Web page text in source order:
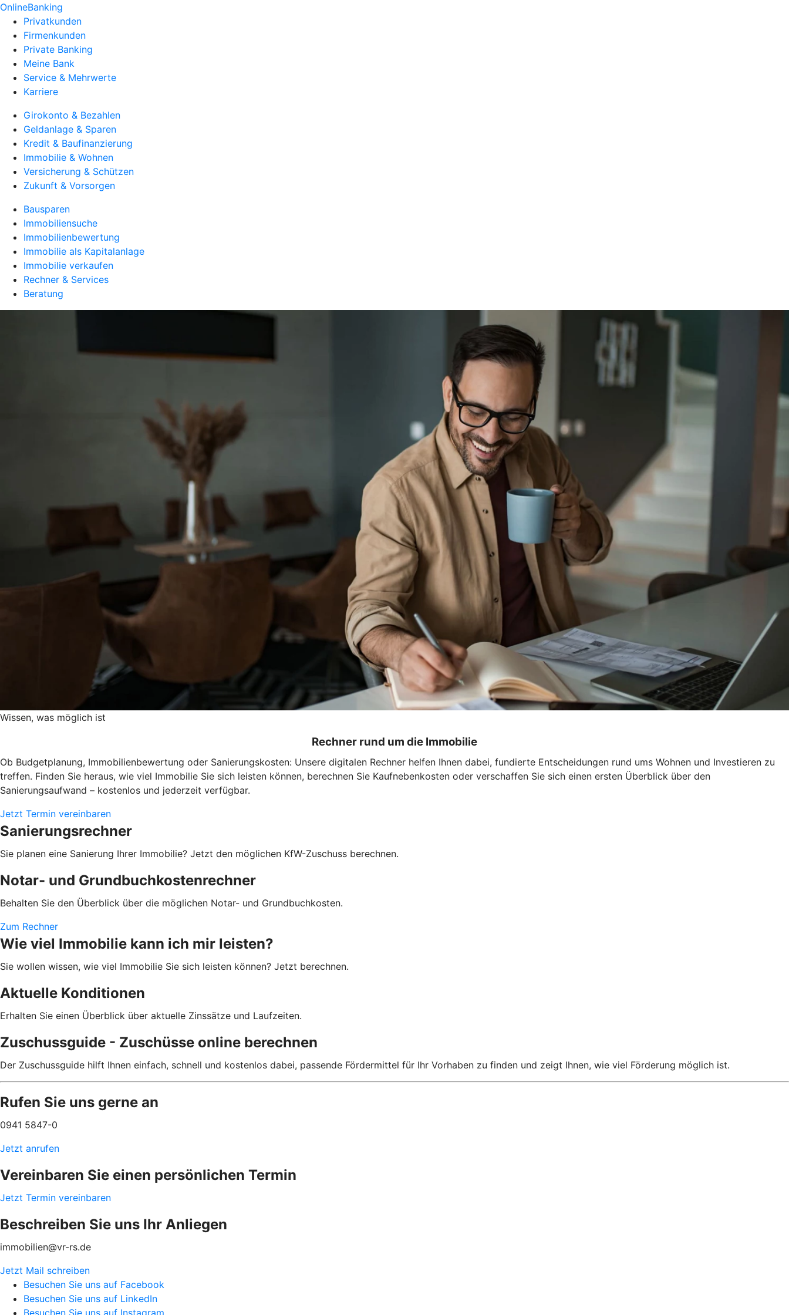
OnlineBanking
Privatkunden
Firmenkunden
Private Banking
Meine Bank
Service & Mehrwerte
Karriere
Girokonto & Bezahlen
Geldanlage & Sparen
Kredit & Baufinanzierung
Immobilie & Wohnen
Versicherung & Schützen
Zukunft & Vorsorgen
Bausparen
Immobiliensuche
Immobilienbewertung
Immobilie als Kapitalanlage
Immobilie verkaufen
Rechner & Services
Beratung
Wissen, was möglich ist
Rechner rund um die Immobilie
Ob Budgetplanung, Immobilienbewertung oder Sanierungskosten: Unsere digitalen Rechner helfen Ihnen dabei, fundierte Entscheidungen rund ums Wohnen und Investieren zu
treffen. Finden Sie heraus, wie viel Immobilie Sie sich leisten können, berechnen Sie Kaufnebenkosten oder verschaffen Sie sich einen ersten Überblick über den
Sanierungsaufwand – kostenlos und jederzeit verfügbar.
Jetzt Termin vereinbaren
Sanierungsrechner
Sie planen eine Sanierung Ihrer Immobilie? Jetzt den möglichen KfW-Zuschuss berechnen.
Notar- und Grundbuchkostenrechner
Behalten Sie den Überblick über die möglichen Notar- und Grundbuchkosten.
Zum Rechner
Wie viel Immobilie kann ich mir leisten?
Sie wollen wissen, wie viel Immobilie Sie sich leisten können? Jetzt berechnen.
Aktuelle Konditionen
Erhalten Sie einen Überblick über aktuelle Zinssätze und Laufzeiten.
Zuschussguide - Zuschüsse online berechnen
Der Zuschussguide hilft Ihnen einfach, schnell und kostenlos dabei, passende Fördermittel für Ihr Vorhaben zu finden und zeigt Ihnen, wie viel Förderung möglich ist.
Rufen Sie uns gerne an
0941 5847-0
Jetzt anrufen
Vereinbaren Sie einen persönlichen Termin
Jetzt Termin vereinbaren
Beschreiben Sie uns Ihr Anliegen
immobilien@vr-rs.de
Jetzt Mail schreiben
Besuchen Sie uns auf Facebook
Besuchen Sie uns auf LinkedIn
Besuchen Sie uns auf Instagram